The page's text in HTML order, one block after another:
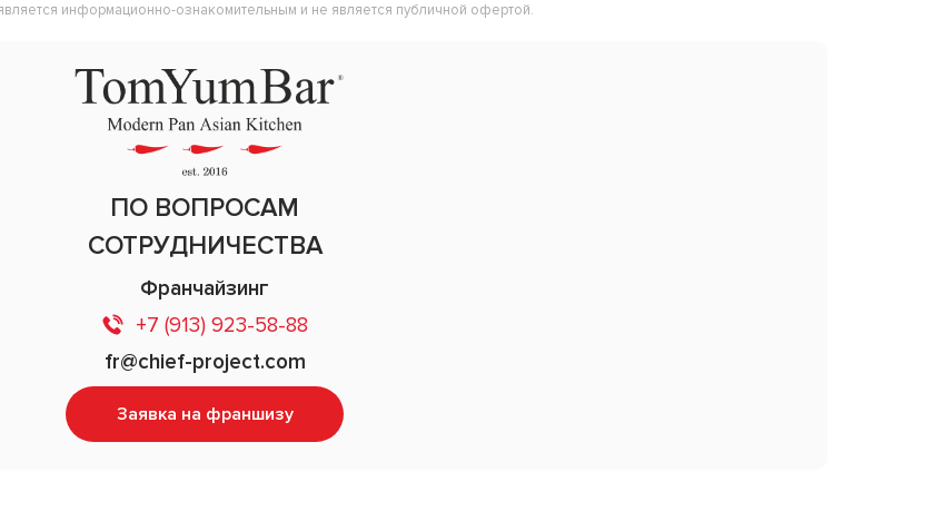
информационно-ознакомительным и не является публичной офертой.
ПО ВОПРОСАМ
СОТРУДНИЧЕСТВА
Франчайзинг
+7 (913) 923-58-88
fr@chief-project.com
Заявка на франшизу